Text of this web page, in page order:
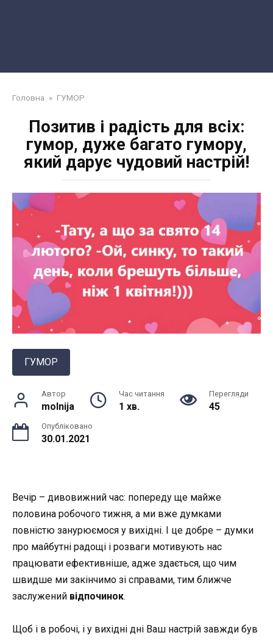
Головна » ГУМОР
Позитив і радість для всіх:
гумор, дуже багато гумору,
який дарує чудовий настрій!
ГУМОР
Автор
molnija
Час читання
1 хв.
Перегляди
45
Опубліковано
30.01.2021
Вечір – дивовижний час: попереду ще майже
половина робочого тижня, а ми вже думками
повністю занурюємося у вихідні. І це добре – думки
про майбутні радощі і розваги мотивують нас
працювати ефективніше, адже здається, що чим
швидше ми закінчимо зі справами, тим ближче
заслужений відпочинок.
Щоб і в робочі, і у вихідні дні Ваш настрій завжди був